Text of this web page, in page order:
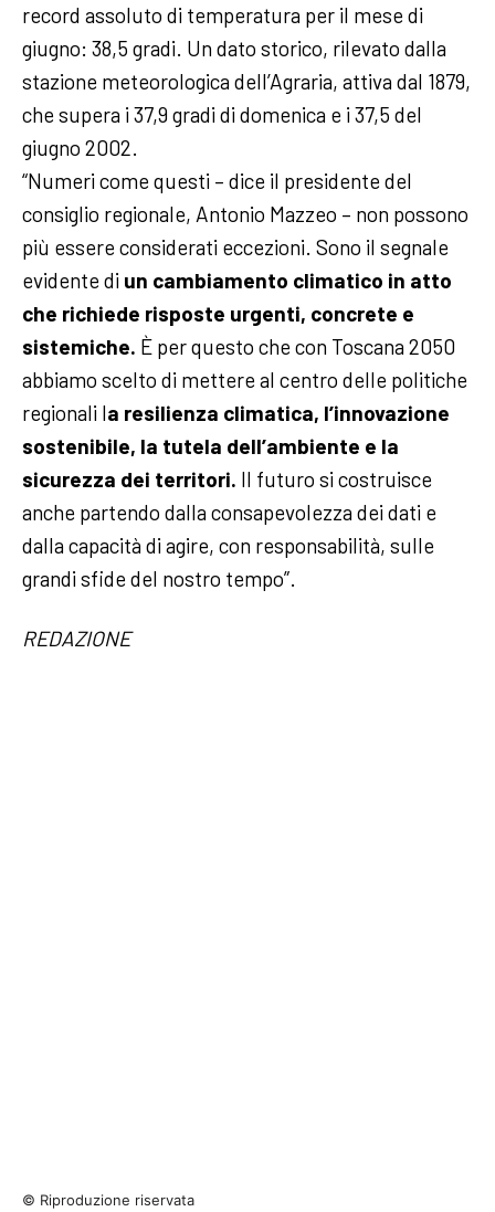
record assoluto di temperatura per il mese di
giugno: 38,5 gradi. Un dato storico, rilevato dalla
stazione meteorologica dell’Agraria, attiva dal 1879,
che supera i 37,9 gradi di domenica e i 37,5 del
giugno 2002.
“Numeri come questi – dice il presidente del
consiglio regionale, Antonio Mazzeo – non possono
più essere considerati eccezioni. Sono il segnale
evidente di un cambiamento climatico in atto
che richiede risposte urgenti, concrete e
sistemiche. È per questo che con Toscana 2050
abbiamo scelto di mettere al centro delle politiche
regionali la resilienza climatica, l’innovazione
sostenibile, la tutela dell’ambiente e la
sicurezza dei territori. Il futuro si costruisce
anche partendo dalla consapevolezza dei dati e
dalla capacità di agire, con responsabilità, sulle
grandi sfide del nostro tempo”.
REDAZIONE
© Riproduzione riservata